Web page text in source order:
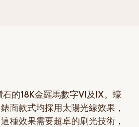
的18K金羅馬數字VI及IX。蠔
面款式均採用太陽光線效果，
種效果需要超卓的刷光技術，